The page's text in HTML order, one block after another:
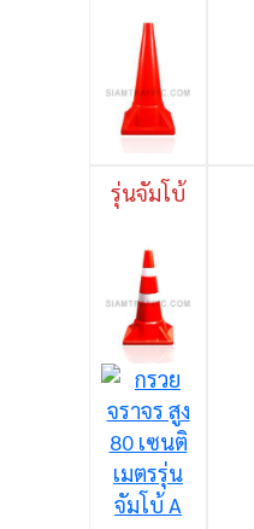
รุ่นจัมโบ้